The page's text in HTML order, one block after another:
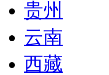
贵州
云南
西藏